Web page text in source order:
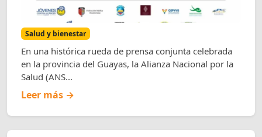
Salud y bienestar
En una histórica rueda de prensa conjunta celebrada
en la provincia del Guayas, la Alianza Nacional por la
Salud (ANS...
Leer más →